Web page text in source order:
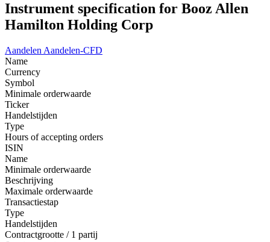
Instrument specification for Booz Allen
Hamilton Holding Corp
Aandelen Aandelen-CFD
Name
Currency
Symbol
Minimale orderwaarde
Ticker
Handelstijden
Type
Hours of accepting orders
ISIN
Name
Minimale orderwaarde
Beschrijving
Maximale orderwaarde
Transactiestap
Type
Handelstijden
Contractgrootte / 1 partij